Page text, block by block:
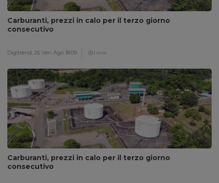
Carburanti, prezzi in calo per il terzo giorno
consecutivo
Digitrend, 26 Ven Ago 18:09 1 min
Carburanti, prezzi in calo per il terzo giorno
consecutivo